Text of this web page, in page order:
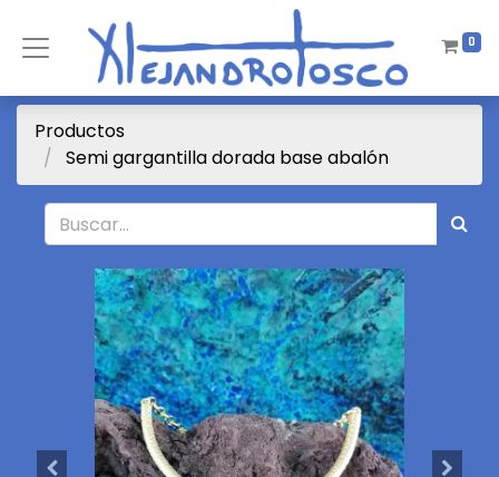
0
Productos
Semi gargantilla dorada base abalón